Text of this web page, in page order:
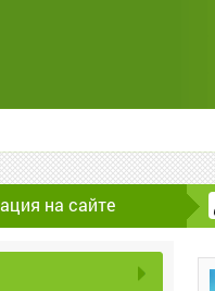
на сайте